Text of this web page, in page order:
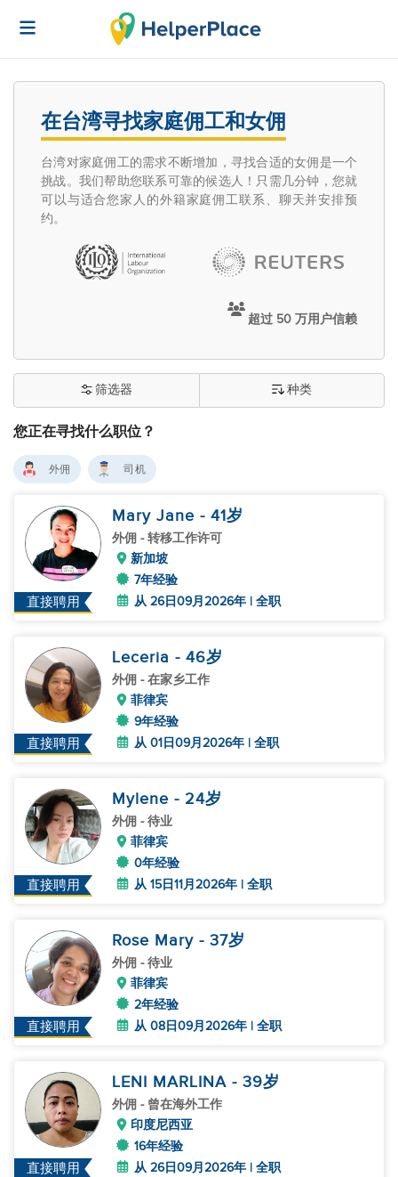
在台湾寻找家庭佣工和女佣
台湾对家庭佣工的需求不断增加，寻找合适的女佣是一个
挑战。我们帮助您联系可靠的候选人！只需几分钟，您就
可以与适合您家人的外籍家庭佣工联系、聊天并安排预
约。
超过 50 万用户信赖
您正在寻找什么职位？
筛选器 种类
外佣 司机
直接聘用
Mary Jane - 41岁
外佣 - 转移工作许可
新加坡
7年经验
从 26日09月2026年 | 全职
直接聘用
Leceria - 46岁
外佣 - 在家乡工作
菲律宾
9年经验
从 01日09月2026年 | 全职
直接聘用
Mylene - 24岁
外佣 - 待业
菲律宾
0年经验
从 15日11月2026年 | 全职
直接聘用
Rose Mary - 37岁
外佣 - 待业
菲律宾
2年经验
从 08日09月2026年 | 全职
直接聘用
LENI MARLINA - 39岁
外佣 - 曾在海外工作
印度尼西亚
16年经验
从 26日09月2026年 | 全职